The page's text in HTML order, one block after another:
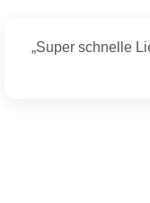
„Super schnelle